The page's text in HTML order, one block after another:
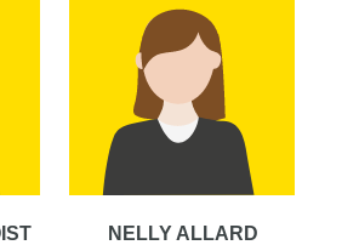
NELLY ALLARD